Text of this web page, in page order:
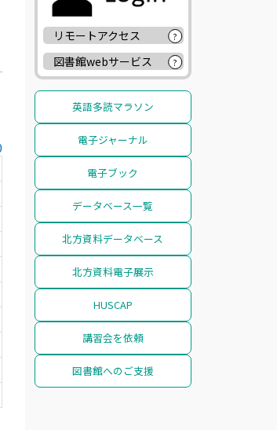
リモートアクセス ?
図書館webサービス ?
英語多読マラソン
電子ジャーナル
電子ブック
データベース一覧
北方資料データベース
北方資料電子展示
HUSCAP
講習会を依頼
図書館へのご支援